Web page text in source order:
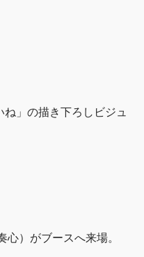
」の描き下ろしビジュ
）がブースへ来場。